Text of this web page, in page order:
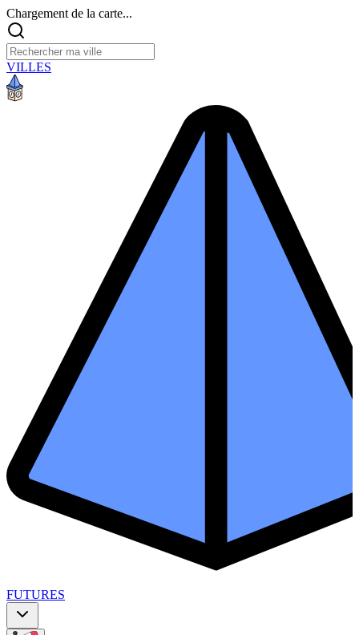
Chargement de la carte...
VILLES
FUTURES